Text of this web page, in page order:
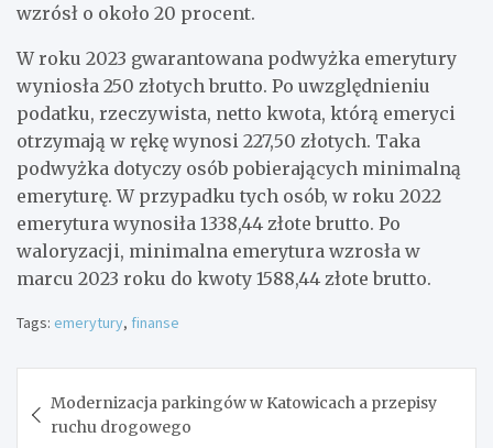
wzrósł o około 20 procent.
W roku 2023 gwarantowana podwyżka emerytury
wyniosła 250 złotych brutto. Po uwzględnieniu
podatku, rzeczywista, netto kwota, którą emeryci
otrzymają w rękę wynosi 227,50 złotych. Taka
podwyżka dotyczy osób pobierających minimalną
emeryturę. W przypadku tych osób, w roku 2022
emerytura wynosiła 1338,44 złote brutto. Po
waloryzacji, minimalna emerytura wzrosła w
marcu 2023 roku do kwoty 1588,44 złote brutto.
Tags: emerytury, finanse
wpisu
Modernizacja parkingów w Katowicach a przepisy
ruchu drogowego